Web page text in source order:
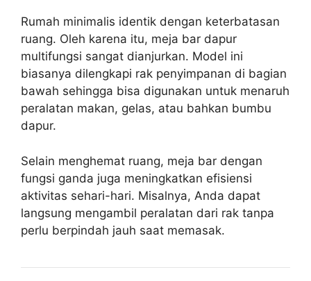
Rumah minimalis identik dengan keterbatasan
ruang. Oleh karena itu, meja bar dapur
multifungsi sangat dianjurkan. Model ini
biasanya dilengkapi rak penyimpanan di bagian
bawah sehingga bisa digunakan untuk menaruh
peralatan makan, gelas, atau bahkan bumbu
dapur.
Selain menghemat ruang, meja bar dengan
fungsi ganda juga meningkatkan efisiensi
aktivitas sehari-hari. Misalnya, Anda dapat
langsung mengambil peralatan dari rak tanpa
perlu berpindah jauh saat memasak.